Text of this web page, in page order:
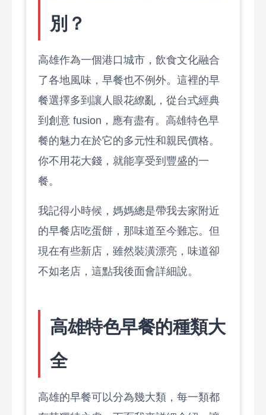
別？
高雄作為一個港口城市，飲食文化融合
了各地風味，早餐也不例外。這裡的早
餐選擇多到讓人眼花繚亂，從台式經典
到創意 fusion，應有盡有。高雄特色早
餐的魅力在於它的多元性和親民價格。
你不用花大錢，就能享受到豐盛的一
餐。
我記得小時候，媽媽總是帶我去家附近
的早餐店吃蛋餅，那味道至今難忘。但
現在有些新店，雖然裝潢漂亮，味道卻
不如老店，這點我後面會詳細說。
高雄特色早餐的種類大
全
高雄的早餐可以分為幾大類，每一類都